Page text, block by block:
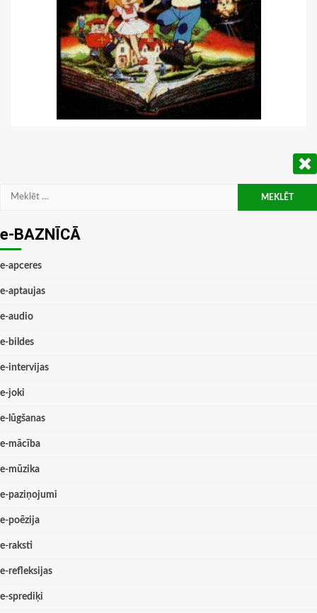
Meklēt:
e-BAZNĪCĀ
e-apceres
e-aptaujas
e-audio
e-bildes
e-intervijas
e-joki
e-lūgšanas
e-mācība
e-mūzika
e-paziņojumi
e-poēzija
e-raksti
e-refleksijas
e-sprediķi